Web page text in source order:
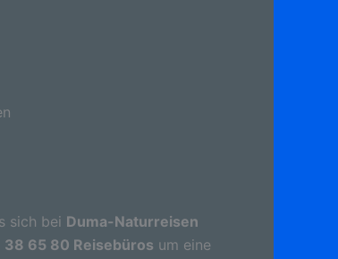
sich bei Duma-Naturreisen
38 65 80 Reisebüros um eine